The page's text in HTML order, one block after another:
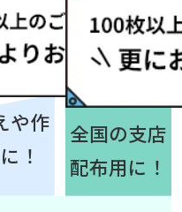
や作
！
全国の支店
配布用に！